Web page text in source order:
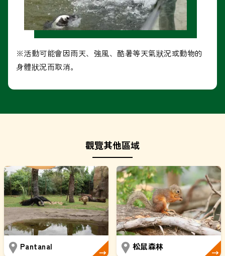
※活動可能會因雨天、強風、酷暑等天氣狀況或動物的
身體狀況而取消。
觀覽其他區域
Pantanal 松鼠森林